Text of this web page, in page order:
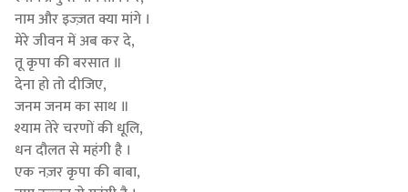
नाम और इज्ज़त क्या मांगे ।
मेरे जीवन में अब कर दे,
तू कृपा की बरसात ॥
देना हो तो दीजिए,
जनम जनम का साथ ॥
श्याम तेरे चरणों की धूलि,
धन दौलत से महंगी है ।
एक नज़र कृपा की बाबा,